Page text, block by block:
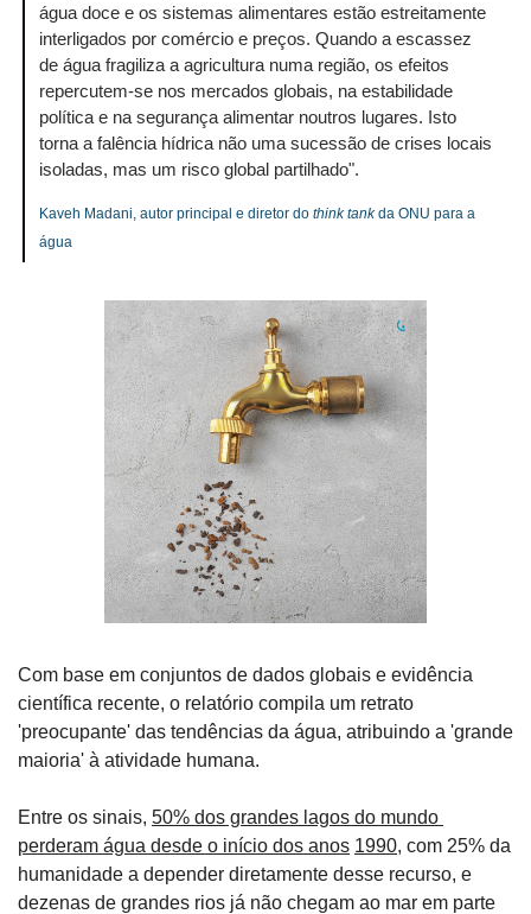
água doce e os sistemas alimentares estão estreitamente
interligados por comércio e preços. Quando a escassez
de água fragiliza a agricultura numa região, os efeitos
repercutem-se nos mercados globais, na estabilidade
política e na segurança alimentar noutros lugares. Isto
torna a falência hídrica não uma sucessão de crises locais
isoladas, mas um risco global partilhado".
Kaveh Madani, autor principal e diretor do think tank da ONU para a
água
Com base em conjuntos de dados globais e evidência
científica recente, o relatório compila um retrato
'preocupante' das tendências da água, atribuindo a 'grande
maioria' à atividade humana.
Entre os sinais, 50% dos grandes lagos do mundo
perderam água desde o início dos anos 1990, com 25% da
humanidade a depender diretamente desse recurso, e
dezenas de grandes rios já não chegam ao mar em parte